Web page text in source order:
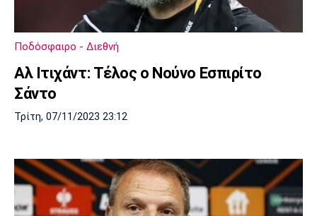
Ποδόσφαιρο - Διεθνή
Αλ Ιτιχάντ: Τέλος ο Νούνο Εσπιρίτο
Σάντο
Τρίτη, 07/11/2023 23:12